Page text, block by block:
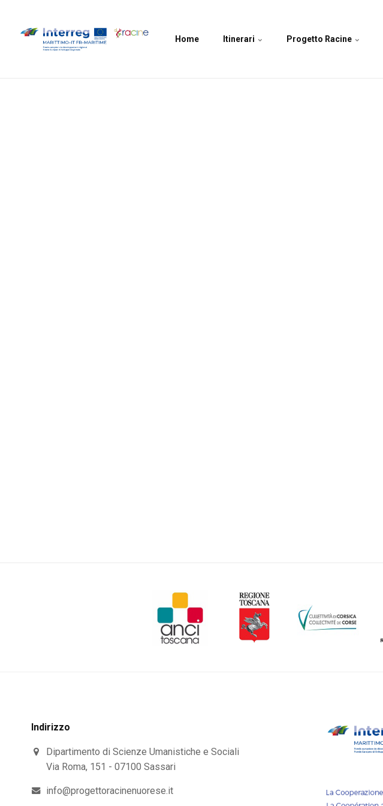
Home Itinerari Progetto Racine
Indirizzo
Dipartimento di Scienze Umanistiche e Sociali
Via Roma, 151 - 07100 Sassari
info@progettoracinenuorese.it